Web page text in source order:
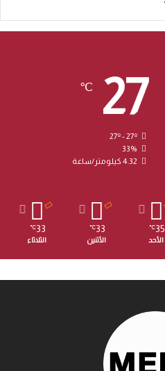
27
℃
27º - 27º
33%
4.32 كيلومتر/ساعة
35
℃
الأحد
33
℃
الأثنين
33
℃
الثلاثاء